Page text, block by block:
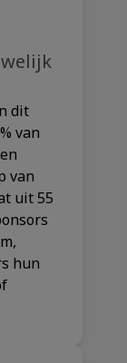
dit
van
van
uit 55
hun